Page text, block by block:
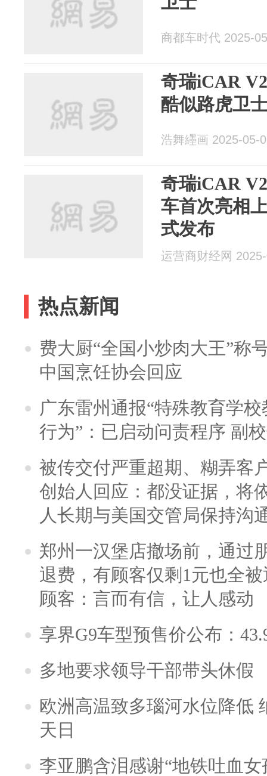
商都车时代 2025-
奇瑞iCAR
酷似路虎卫
浩舞纆画 2025-05-
奇瑞iCAR
车首次亮相
式发布
运营商财经网
热点新闻
费大厨“全国小炒肉大王”称
中国烹饪协会回应
广东雷州通报“特殊教育学
行为”：已启动问责程序 副
被传交付严重超期、糊弄客
创始人回应：都没证据，将
人长期与美国交管局保持沟
郑州一汉堡店撤场前，通过
退费，有顾客仅剩1元也全
顾客：言而有信，让人感动
享界G9车型预售价公布：
多地要求领导干部带头休假
欧洲高温致多瑙河水位降低
天日
李亚鹏含泪感谢“地铁吐血